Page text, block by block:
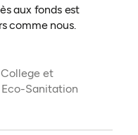
aux fonds est
comme nous.
et
Sanitation